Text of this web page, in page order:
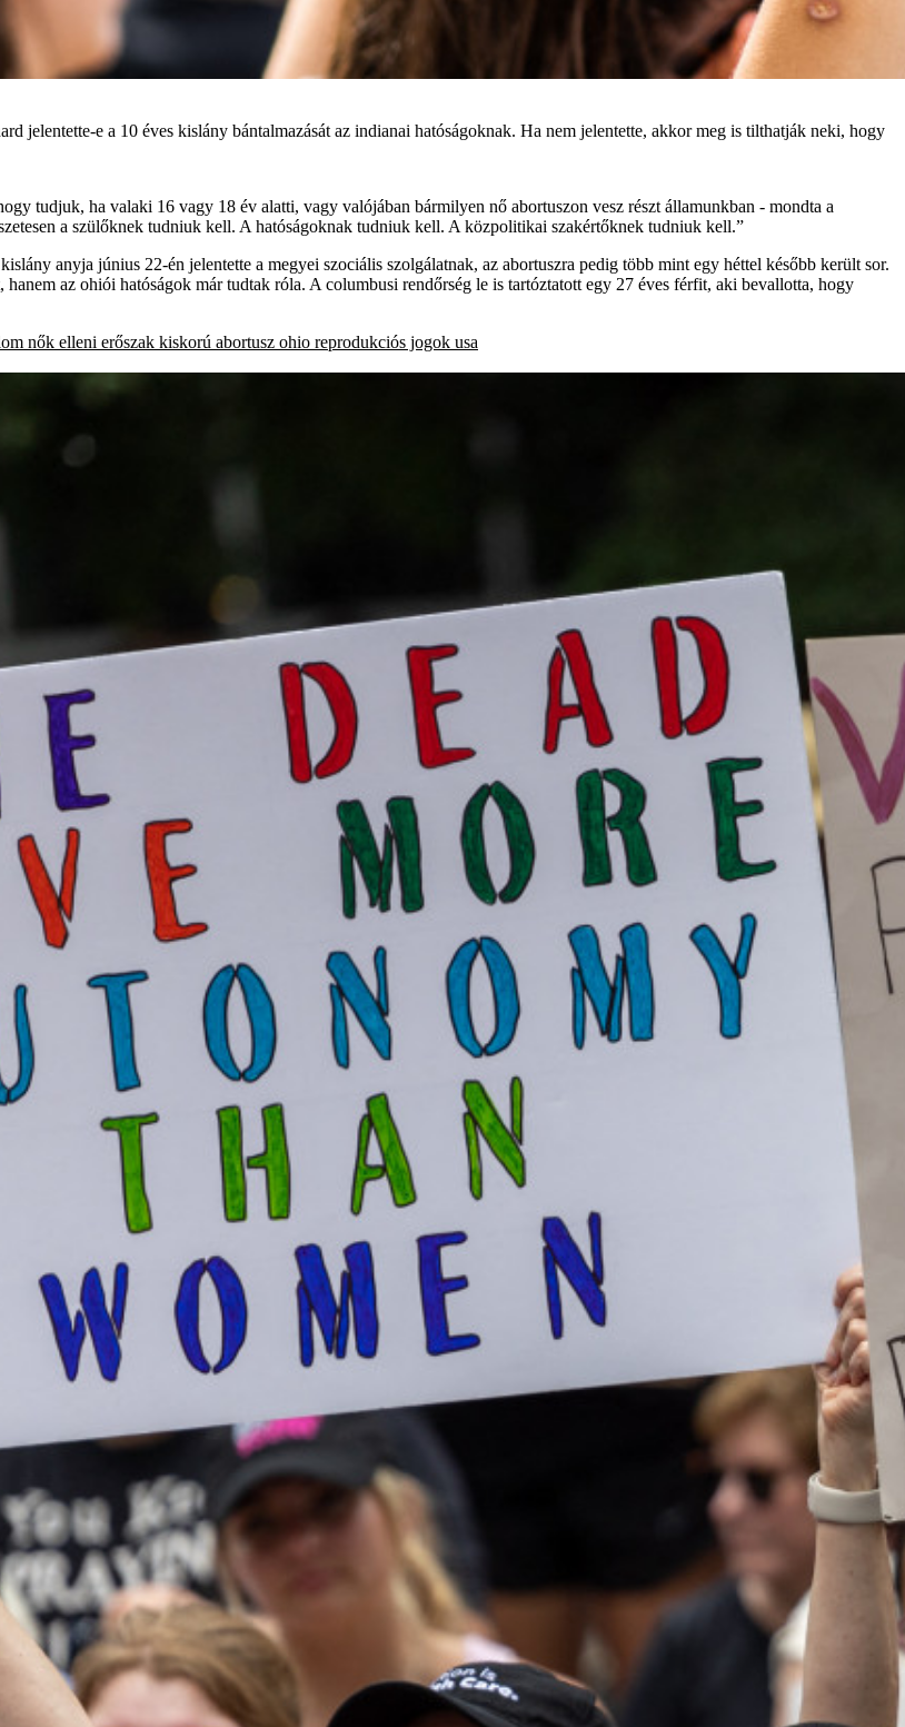
jelentette-e a 10 éves kislány bántalmazását az indianai hatóságoknak. Ha nem jelentette, akkor meg is tilthatják neki, hogy
tudjuk, ha valaki 16 vagy 18 év alatti, vagy valójában bármilyen nő abortuszon vesz részt államunkban - mondta a
a szülőknek tudniuk kell. A hatóságoknak tudniuk kell. A közpolitikai szakértőknek tudniuk kell.”
anyja június 22-én jelentette a megyei szociális szolgálatnak, az abortuszra pedig több mint egy héttel később került sor.
az ohiói hatóságok már tudtak róla. A columbusi rendőrség le is tartóztatott egy 27 éves férfit, aki bevallotta, hogy
nők elleni erőszak kiskorú abortusz ohio reprodukciós jogok usa